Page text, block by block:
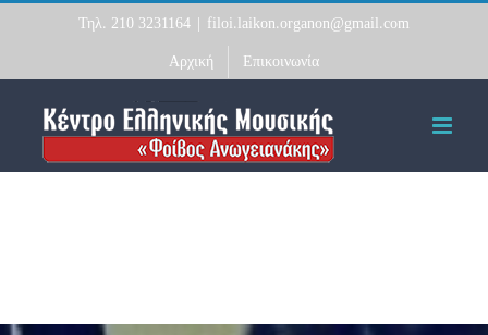
content
Τηλ. 210 3231164 filoi.laikon.organon@gmail.com
Αρχική Επικοινωνία